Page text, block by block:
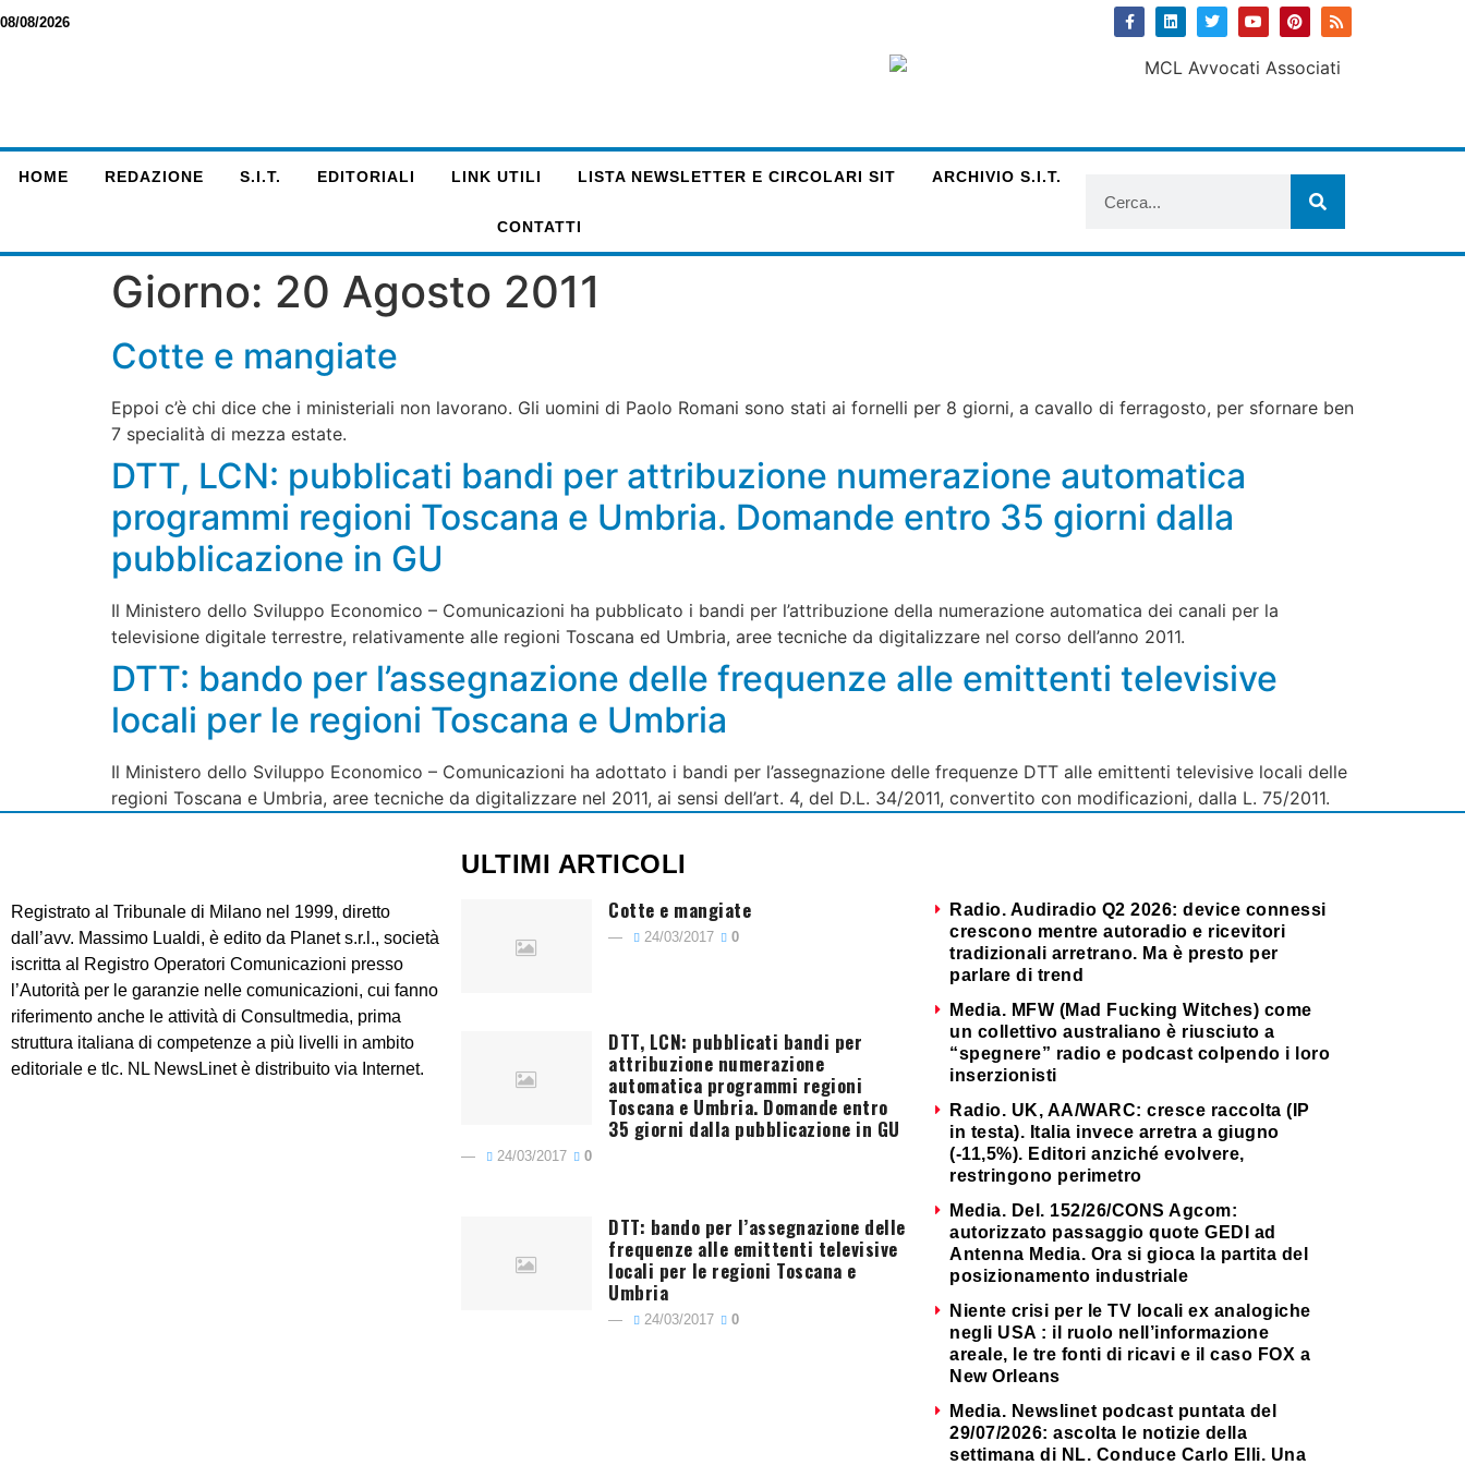
08/08/2026
HOME REDAZIONE S.I.T. EDITORIALI LINK UTILI LISTA NEWSLETTER E CIRCOLARI SIT ARCHIVIO S.I.T.
CONTATTI
Giorno: 20 Agosto 2011
Cotte e mangiate
Eppoi c’è chi dice che i ministeriali non lavorano. Gli uomini di Paolo Romani sono stati ai fornelli per 8 giorni, a cavallo di ferragosto, per sfornare ben
7 specialità di mezza estate.
DTT, LCN: pubblicati bandi per attribuzione numerazione automatica
programmi regioni Toscana e Umbria. Domande entro 35 giorni dalla
pubblicazione in GU
Il Ministero dello Sviluppo Economico – Comunicazioni ha pubblicato i bandi per l’attribuzione della numerazione automatica dei canali per la
televisione digitale terrestre, relativamente alle regioni Toscana ed Umbria, aree tecniche da digitalizzare nel corso dell’anno 2011.
DTT: bando per l’assegnazione delle frequenze alle emittenti televisive
locali per le regioni Toscana e Umbria
Il Ministero dello Sviluppo Economico – Comunicazioni ha adottato i bandi per l’assegnazione delle frequenze DTT alle emittenti televisive locali delle
regioni Toscana e Umbria, aree tecniche da digitalizzare nel 2011, ai sensi dell’art. 4, del D.L. 34/2011, convertito con modificazioni, dalla L. 75/2011.
Registrato al Tribunale di Milano nel 1999, diretto
dall’avv. Massimo Lualdi, è edito da Planet s.r.l., società
iscritta al Registro Operatori Comunicazioni presso
l’Autorità per le garanzie nelle comunicazioni, cui fanno
riferimento anche le attività di Consultmedia, prima
struttura italiana di competenze a più livelli in ambito
editoriale e tlc. NL NewsLinet è distribuito via Internet.
ULTIMI ARTICOLI
Cotte e mangiate
24/03/2017 0
DTT, LCN: pubblicati bandi per
attribuzione numerazione
automatica programmi regioni
Toscana e Umbria. Domande entro
35 giorni dalla pubblicazione in GU
24/03/2017 0
DTT: bando per l’assegnazione delle
frequenze alle emittenti televisive
locali per le regioni Toscana e
Umbria
24/03/2017 0
Radio. Audiradio Q2 2026: device connessi
crescono mentre autoradio e ricevitori
tradizionali arretrano. Ma è presto per
parlare di trend
Media. MFW (Mad Fucking Witches) come
un collettivo australiano è riusciuto a
“spegnere” radio e podcast colpendo i loro
inserzionisti
Radio. UK, AA/WARC: cresce raccolta (IP
in testa). Italia invece arretra a giugno
(-11,5%). Editori anziché evolvere,
restringono perimetro
Media. Del. 152/26/CONS Agcom:
autorizzato passaggio quote GEDI ad
Antenna Media. Ora si gioca la partita del
posizionamento industriale
Niente crisi per le TV locali ex analogiche
negli USA : il ruolo nell’informazione
areale, le tre fonti di ricavi e il caso FOX a
New Orleans
Media. Newslinet podcast puntata del
29/07/2026: ascolta le notizie della
settimana di NL. Conduce Carlo Elli. Una